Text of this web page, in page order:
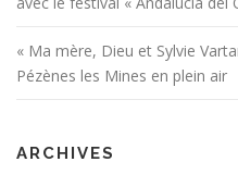
« Ma mère, Dieu et Sylvie
Pézènes les Mines en plein air
ARCHIVES